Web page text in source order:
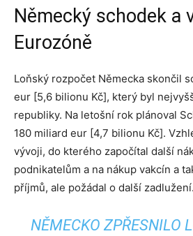
Německý schodek a
Eurozóně
Loňský rozpočet Německa skončil
eur [5,6 bilionu Kč], který byl
republiky. Na letošní rok plánoval
180 miliard eur [4,7 bilionu Kč].
vývoji, do kterého započítal další
podnikatelům a na nákup vakcín a
příjmů, ale požádal o další zadlužení.
NĚMECKO ZPŘESNILO